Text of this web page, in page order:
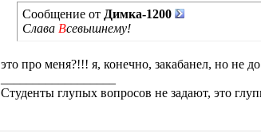
Сообщение от Димка-1200
Слава Всевышнему!
это про меня?!!! я, конечно, закабанел, но не
Студенты глупых вопросов не задают, это